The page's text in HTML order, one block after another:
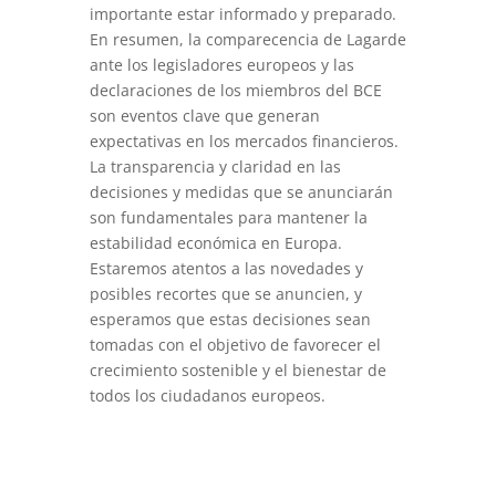
importante estar informado y preparado.
En resumen, la comparecencia de Lagarde
ante los legisladores europeos y las
declaraciones de los miembros del BCE
son eventos clave que generan
expectativas en los mercados financieros.
La transparencia y claridad en las
decisiones y medidas que se anunciarán
son fundamentales para mantener la
estabilidad económica en Europa.
Estaremos atentos a las novedades y
posibles recortes que se anuncien, y
esperamos que estas decisiones sean
tomadas con el objetivo de favorecer el
crecimiento sostenible y el bienestar de
todos los ciudadanos europeos.